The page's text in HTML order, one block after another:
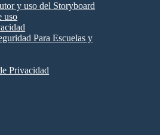
y uso del Storyboard
uso
Para Escuelas y
Privacidad